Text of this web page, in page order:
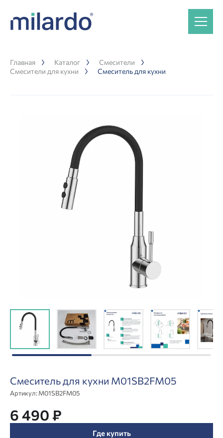
Главная Каталог
Смесители
Смесители для кухни
Смеситель для кухни
Смеситель для кухни M01SB2FM05
Артикул:M01SB2FM05
6 490 ₽
Где купить